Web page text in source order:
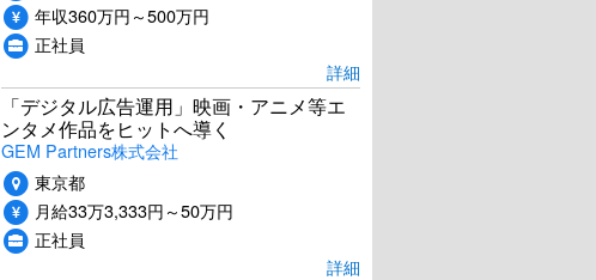
年収360万円～500万円
正社員
詳細
「デジタル広告運用」映画・アニメ等エ
ンタメ作品をヒットへ導く
GEM Partners株式会社
東京都
月給33万3,333円～50万円
正社員
詳細